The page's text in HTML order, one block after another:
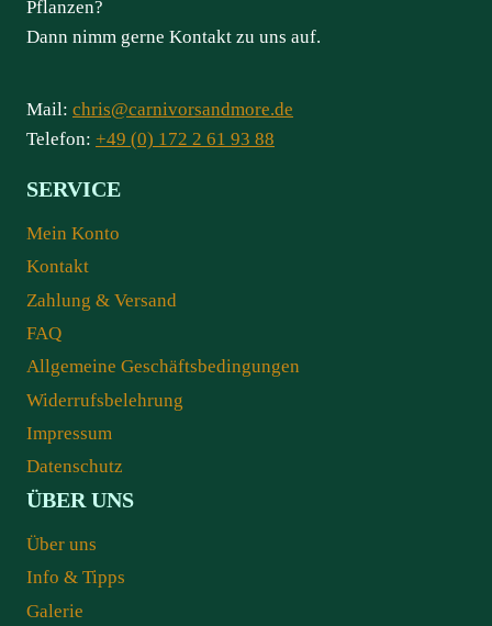
Pflanzen?
Dann nimm gerne Kontakt zu uns auf.
Mail: chris@carnivorsandmore.de
Telefon: +49 (0) 172 2 61 93 88
SERVICE
Mein Konto
Kontakt
Zahlung & Versand
FAQ
Allgemeine Geschäftsbedingungen
Widerrufsbelehrung
Impressum
Datenschutz
ÜBER UNS
Über uns
Info & Tipps
Galerie